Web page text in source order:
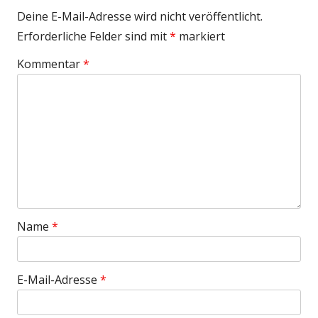
Deine E-Mail-Adresse wird nicht veröffentlicht.
Erforderliche Felder sind mit* markiert
Kommentar*
Name *
E-Mail-Adresse *